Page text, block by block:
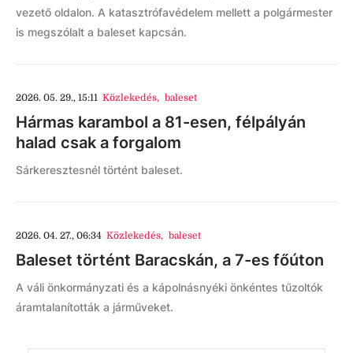
vezető oldalon. A katasztrófavédelem mellett a polgármester
is megszólalt a baleset kapcsán.
2026. 05. 29., 15:11 Közlekedés, baleset
Hármas karambol a 81-esen, félpályán
halad csak a forgalom
Sárkeresztesnél történt baleset.
2026. 04. 27., 06:34 Közlekedés, baleset
Baleset történt Baracskán, a 7-es főúton
A váli önkormányzati és a kápolnásnyéki önkéntes tűzoltók
áramtalanították a járműveket.